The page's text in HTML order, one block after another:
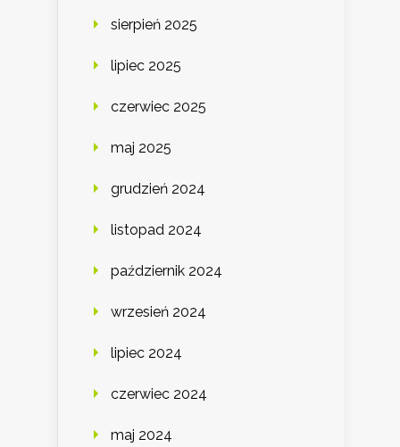
sierpień 2025
lipiec 2025
czerwiec 2025
maj 2025
grudzień 2024
listopad 2024
październik 2024
wrzesień 2024
lipiec 2024
czerwiec 2024
maj 2024